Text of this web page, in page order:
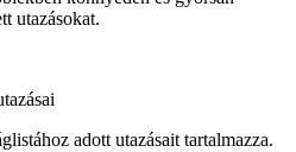
utazásokat.
adott utazásait tartalmazza.